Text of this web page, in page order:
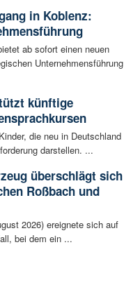
in Koblenz:
ab sofort einen neuen
Unternehmensführung
künftige
die neu in Deutschland
darstellen. ...
überschlägt sich
Roßbach und
2026) ereignete sich auf
bei dem ein ...